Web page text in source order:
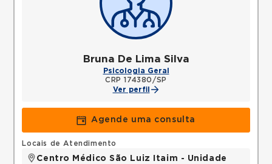
Bruna De Lima Silva
Psicologia Geral
CRP 174380/SP
Ver perfil
Agende uma consulta
Locais de Atendimento
Centro Médico São Luiz Itaim - Unidade